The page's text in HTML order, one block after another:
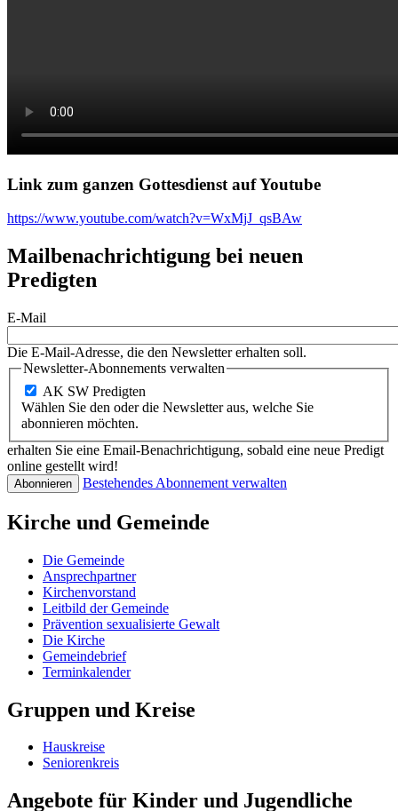
Link zum ganzen Gottesdienst auf Youtube
https://www.youtube.com/watch?v=WxMjJ_qsBAw
Mailbenachrichtigung bei neuen
Predigten
E-Mail
Die E-Mail-Adresse, die den Newsletter erhalten soll.
Newsletter-Abonnements verwalten
AK SW Predigten
Wählen Sie den oder die Newsletter aus, welche Sie
abonnieren möchten.
erhalten Sie eine Email-Benachrichtigung, sobald eine neue Predigt
online gestellt wird!
Bestehendes Abonnement verwalten
Kirche und Gemeinde
Die Gemeinde
Ansprechpartner
Kirchenvorstand
Leitbild der Gemeinde
Prävention sexualisierte Gewalt
Die Kirche
Gemeindebrief
Terminkalender
Gruppen und Kreise
Hauskreise
Seniorenkreis
Angebote für Kinder und Jugendliche